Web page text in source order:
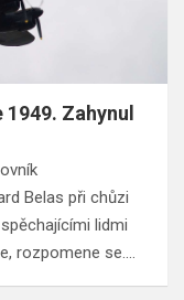
Zahynul
Belas při chůzi
lidmi
rozpomene se.…